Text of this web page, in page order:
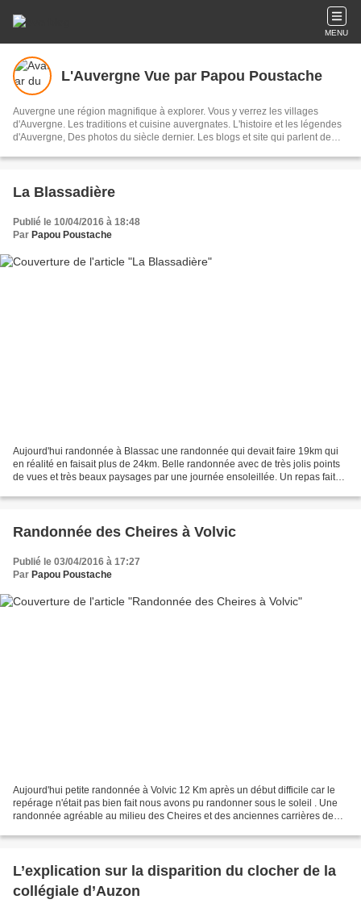
MENU
L'Auvergne Vue par Papou Poustache
Auvergne une région magnifique à explorer. Vous y verrez les villages
d'Auvergne. Les traditions et cuisine auvergnates. L'histoire et les légendes
d'Auvergne, Des photos du siècle dernier. Les blogs et site qui parlent de
histoires drôles. Des photos de votre jeunesse . Et enfin une impression de
Bonne visite Vous pourrez également me soumettre des articles concernant
photos de familles anciennes en précisant bien le lieu ou la situation Voici
mon adresse émail. retrauzon43@gmail.com
La Blassadière
Publié le 10/04/2016 à 18:48
Par Papou Poustache
Aujourd'hui randonnée à Blassac une randonnée qui devait faire 19km qui
en réalité en faisait plus de 24km. Belle randonnée avec de très jolis points
de vues et très beaux paysages par une journée ensoleillée. Un repas fait
Randonnée des Cheires à Volvic
Publié le 03/04/2016 à 17:27
Par Papou Poustache
Aujourd'hui petite randonnée à Volvic 12 Km après un début difficile car le
repérage n'était pas bien fait nous avons pu randonner sous le soleil . Une
randonnée agréable au milieu des Cheires et des anciennes carrières de
L’explication sur la disparition du clocher de la
collégiale d’Auzon